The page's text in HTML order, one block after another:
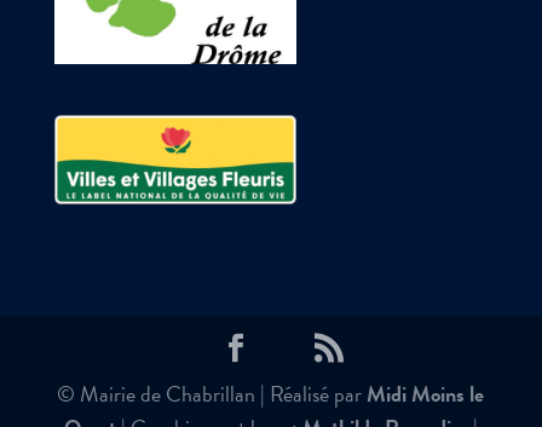
© Mairie de Chabrillan | Réalisé parMidi Moins le